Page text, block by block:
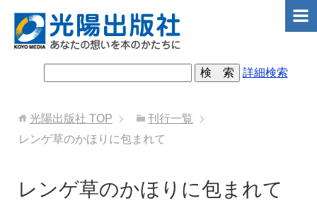
詳細検索
光陽出版社 TOP
刊行一覧
レンゲ草のかほりに包まれて
レンゲ草のかほりに包まれて